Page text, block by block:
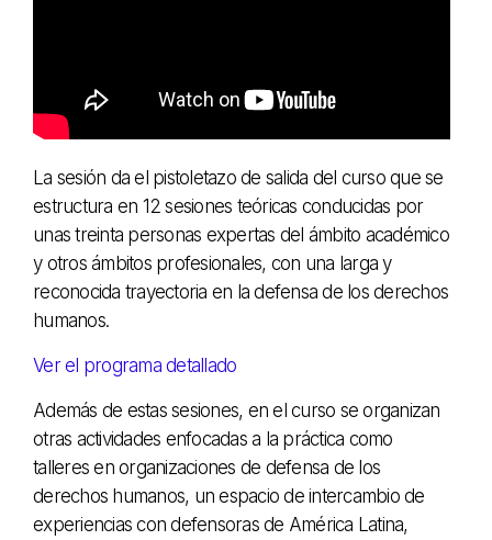
La sesión da el pistoletazo de salida del curso que se
estructura en 12 sesiones teóricas conducidas por
unas treinta personas expertas del ámbito académico
y otros ámbitos profesionales, con una larga y
reconocida trayectoria en la defensa de los derechos
humanos.
Ver el programa detallado
Además de estas sesiones, en el curso se organizan
otras actividades enfocadas a la práctica como
talleres en organizaciones de defensa de los
derechos humanos, un espacio de intercambio de
experiencias con defensoras de América Latina,